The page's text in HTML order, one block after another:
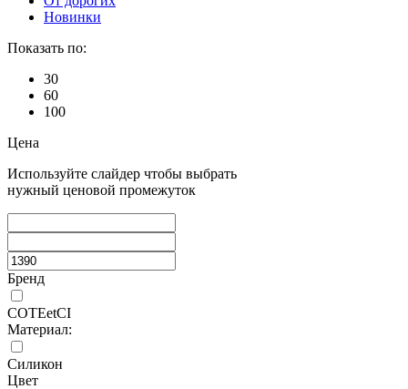
Новинки
Показать по:
30
60
100
Цена
Используйте слайдер чтобы выбрать
нужный ценовой промежуток
Бренд
COTEetCI
Материал:
Силикон
Цвет